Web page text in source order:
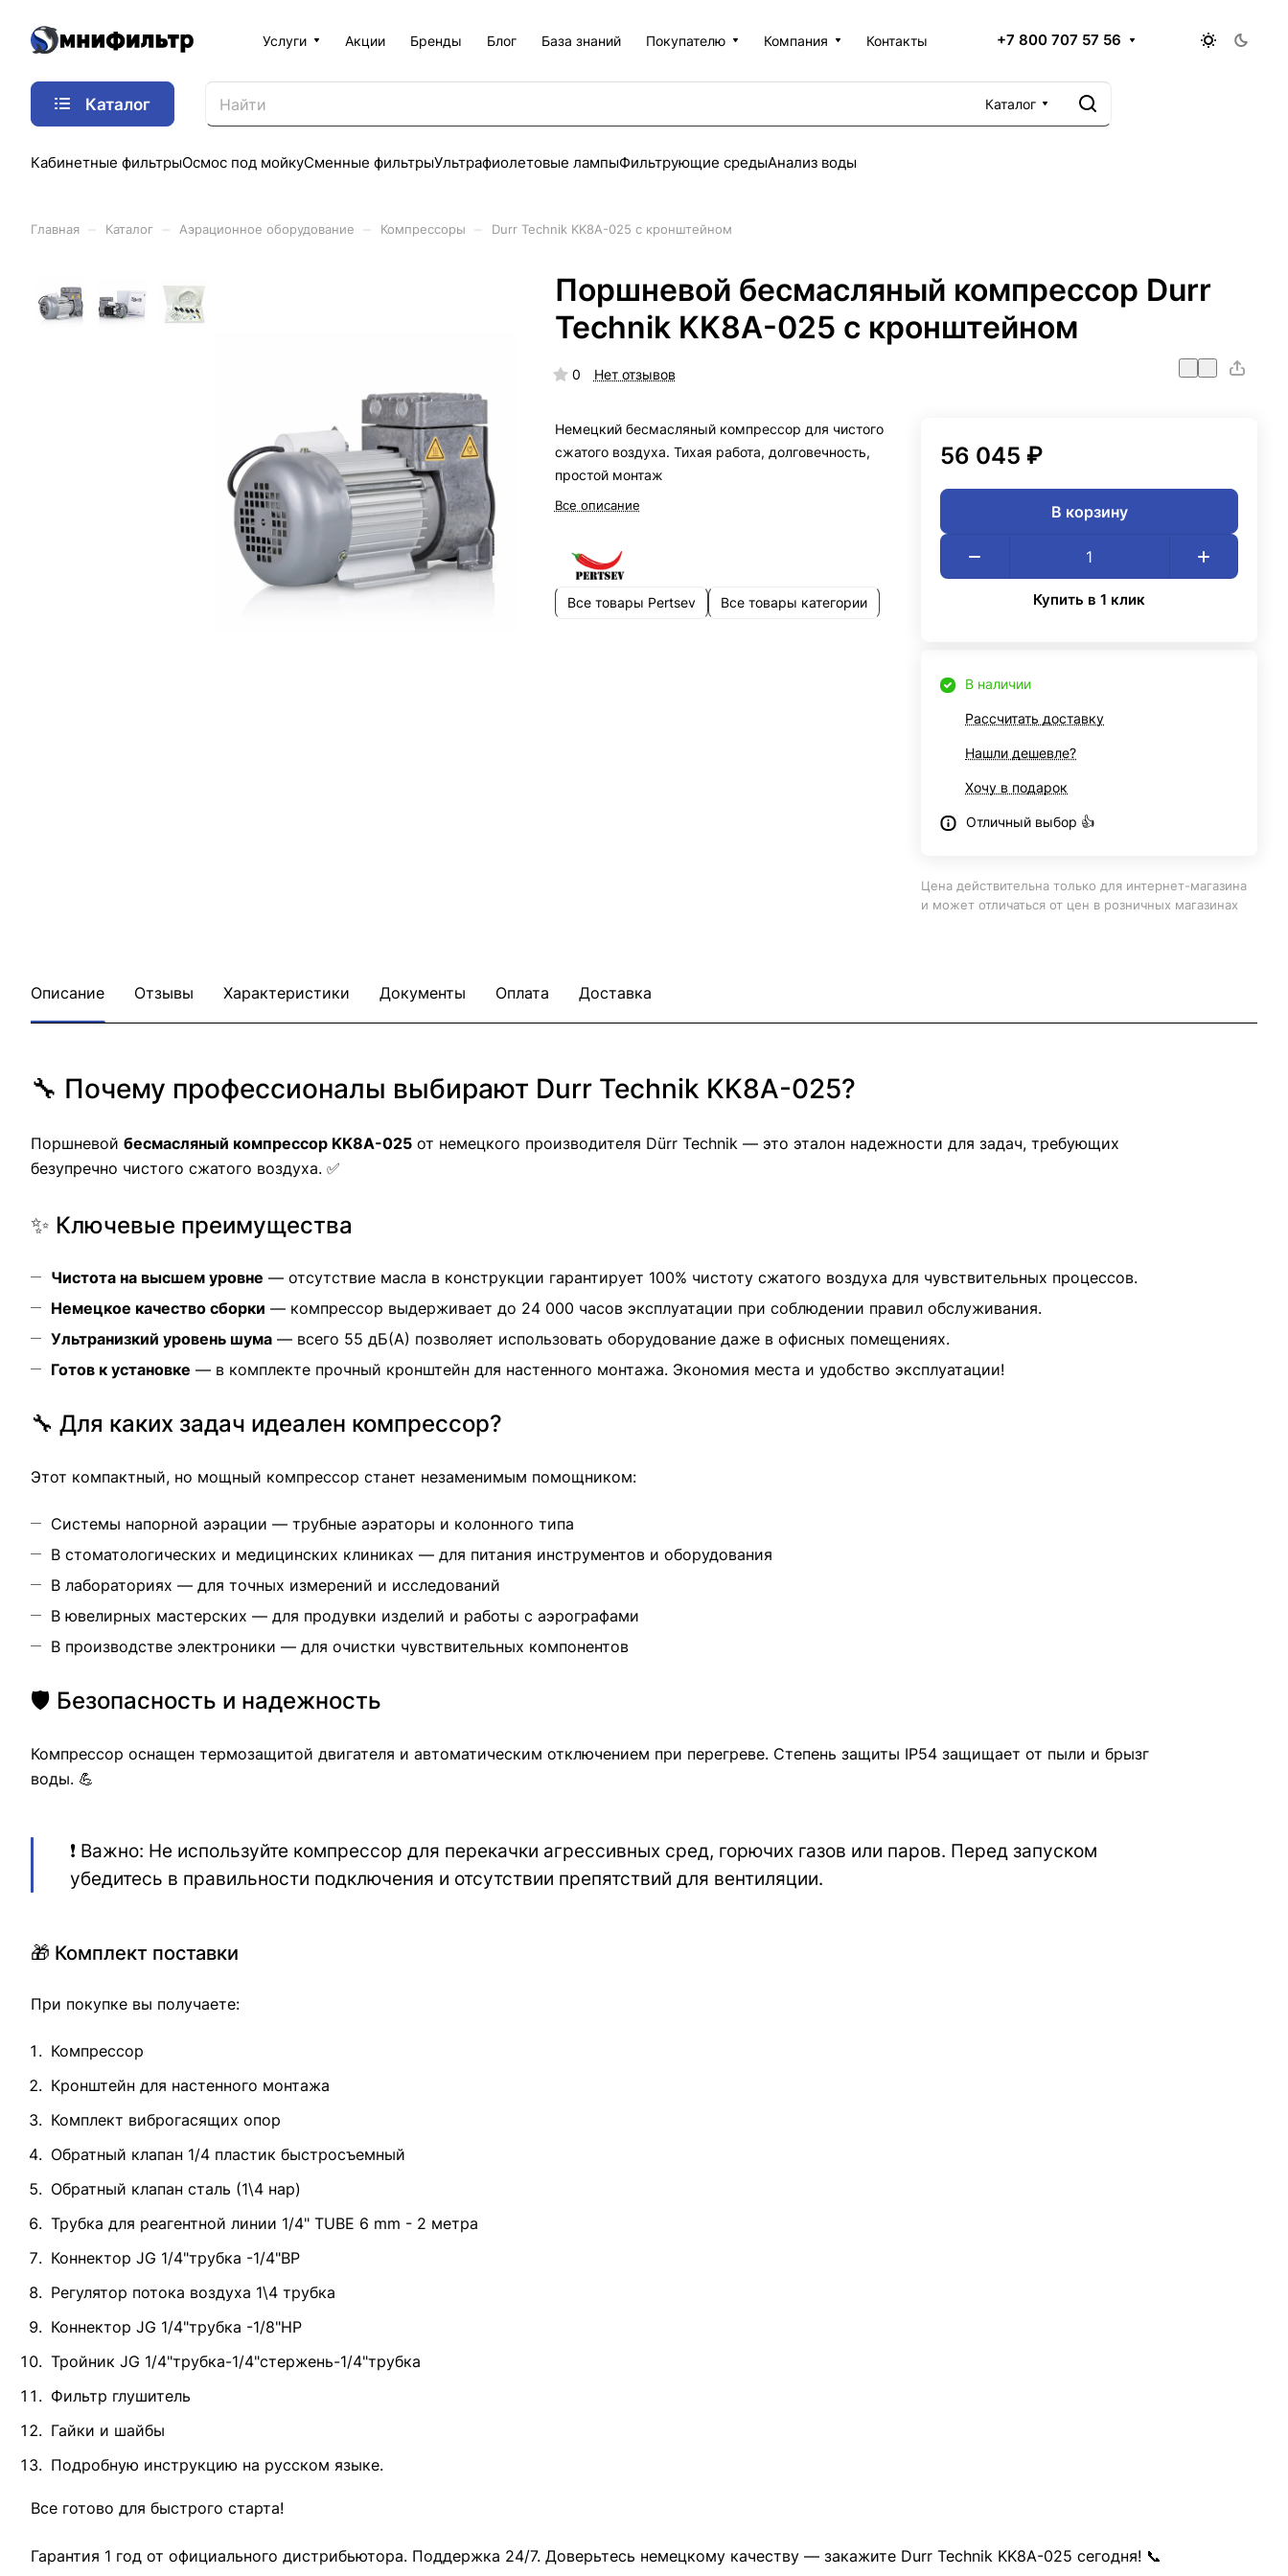
Услуги Акции Бренды Блог База знаний Покупателю Компания Контакты +7 800 707 57 56
Каталог Каталог
Кабинетные фильтрыОсмос под мойкуСменные фильтрыУльтрафиолетовые лампыФильтрующие средыАнализ воды
Главная Каталог Аэрационное оборудование Компрессоры Durr Technik KK8A-025 с кронштейном
Поршневой бесмасляный компрессор Durr
Technik KK8A-025 с кронштейном
0 Нет отзывов
Немецкий бесмасляный компрессор для чистого
сжатого воздуха. Тихая работа, долговечность,
простой монтаж
Все описание
Все товары Pertsev Все товары категории
56 045 ₽
В корзину
Купить в 1 клик
В наличии
Рассчитать доставку
Нашли дешевле?
Хочу в подарок
Отличный выбор 👍
Цена действительна только для интернет-магазина
и может отличаться от цен в розничных магазинах
Описание Отзывы Характеристики Документы Оплата Доставка
🔧 Почему профессионалы выбирают Durr Technik KK8A-025?
Поршневой бесмасляный компрессор KK8A-025 от немецкого производителя Dürr Technik — это эталон надежности для задач, требующих
безупречно чистого сжатого воздуха. ✅
✨ Ключевые преимущества
Чистота на высшем уровне — отсутствие масла в конструкции гарантирует 100% чистоту сжатого воздуха для чувствительных процессов.
Немецкое качество сборки — компрессор выдерживает до 24 000 часов эксплуатации при соблюдении правил обслуживания.
Ультранизкий уровень шума — всего 55 дБ(А) позволяет использовать оборудование даже в офисных помещениях.
Готов к установке — в комплекте прочный кронштейн для настенного монтажа. Экономия места и удобство эксплуатации!
🔧 Для каких задач идеален компрессор?
Этот компактный, но мощный компрессор станет незаменимым помощником:
Системы напорной аэрации — трубные аэраторы и колонного типа
В стоматологических и медицинских клиниках — для питания инструментов и оборудования
В лабораториях — для точных измерений и исследований
В ювелирных мастерских — для продувки изделий и работы с аэрографами
В производстве электроники — для очистки чувствительных компонентов
🛡️ Безопасность и надежность
Компрессор оснащен термозащитой двигателя и автоматическим отключением при перегреве. Степень защиты IP54 защищает от пыли и брызг
воды. 💪
❗ Важно: Не используйте компрессор для перекачки агрессивных сред, горючих газов или паров. Перед запуском
убедитесь в правильности подключения и отсутствии препятствий для вентиляции.
🎁 Комплект поставки
При покупке вы получаете:
Компрессор
Кронштейн для настенного монтажа
Комплект виброгасящих опор
Обратный клапан 1/4 пластик быстросъемный
Обратный клапан сталь (1\4 нар)
Трубка для реагентной линии 1/4" TUBE 6 mm - 2 метра
Коннектор JG 1/4"трубка -1/4"ВР
Регулятор потока воздуха 1\4 трубка
Коннектор JG 1/4"трубка -1/8"НР
Тройник JG 1/4"трубка-1/4"стержень-1/4"трубка
Фильтр глушитель
Гайки и шайбы
Подробную инструкцию на русском языке.
Все готово для быстрого старта!
Гарантия 1 год от официального дистрибьютора. Поддержка 24/7. Доверьтесь немецкому качеству — закажите Durr Technik KK8A-025 сегодня! 📞